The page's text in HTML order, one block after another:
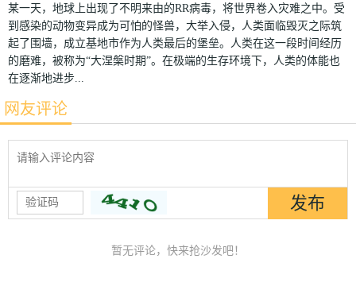
某一天，地球上出现了不明来由的RR病毒，将世界卷入灾难之中。受
到感染的动物变异成为可怕的怪兽，大举入侵，人类面临毁灭之际筑
起了围墙，成立基地市作为人类最后的堡垒。人类在这一段时间经历
的磨难，被称为“大涅槃时期”。在极端的生存环境下，人类的体能也
在逐渐地进步...
网友评论
暂无评论，快来抢沙发吧！